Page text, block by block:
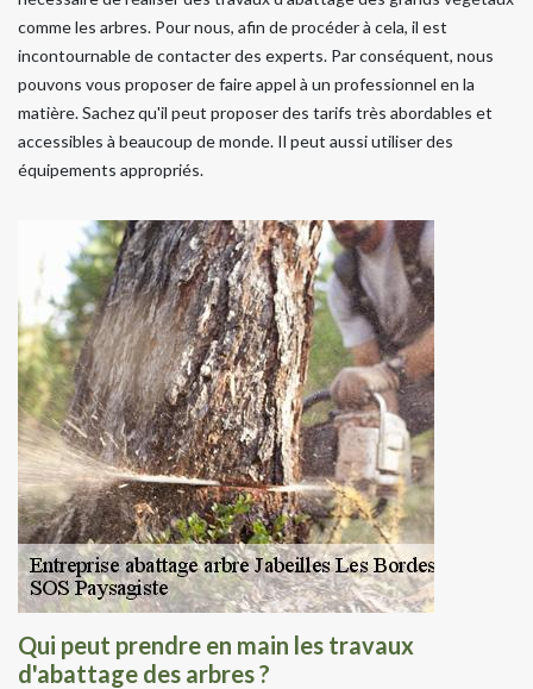
comme les arbres. Pour nous, afin de procéder à cela, il est
incontournable de contacter des experts. Par conséquent, nous
pouvons vous proposer de faire appel à un professionnel en la
matière. Sachez qu'il peut proposer des tarifs très abordables et
accessibles à beaucoup de monde. Il peut aussi utiliser des
équipements appropriés.
Qui peut prendre en main les travaux
d'abattage des arbres ?